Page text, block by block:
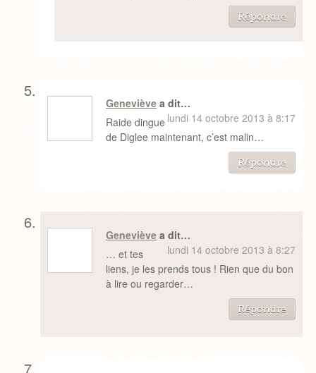
Répondre
Genevièvea dit…
lundi 14 octobre 2013 à 8:17
Raide dingue
de Diglee maintenant, c’est malin…
Répondre
Genevièvea dit…
lundi 14 octobre 2013 à 8:27
… et tes
liens, je les prends tous ! Rien que du bon
à lire ou regarder…
Répondre